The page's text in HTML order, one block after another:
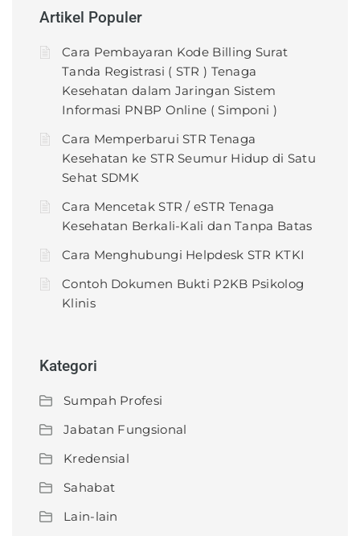
Artikel Populer
Cara Pembayaran Kode Billing Surat
Tanda Registrasi ( STR ) Tenaga
Kesehatan dalam Jaringan Sistem
Informasi PNBP Online ( Simponi )
Cara Memperbarui STR Tenaga
Kesehatan ke STR Seumur Hidup di Satu
Sehat SDMK
Cara Mencetak STR / eSTR Tenaga
Kesehatan Berkali-Kali dan Tanpa Batas
Cara Menghubungi Helpdesk STR KTKI
Contoh Dokumen Bukti P2KB Psikolog
Klinis
Kategori
Sumpah Profesi
Jabatan Fungsional
Kredensial
Sahabat
Lain-lain